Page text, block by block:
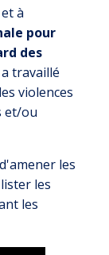
à
pour
des
travaillé
violences
et/ou
les
les
les